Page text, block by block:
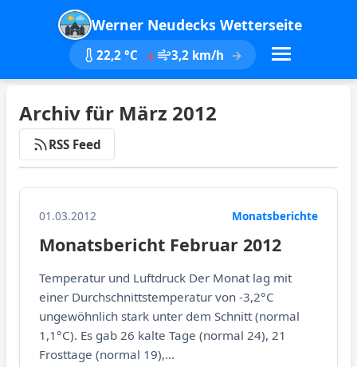
Werner Neudecks Wetterseite
22,2 °C 3,2 km/h
Archiv für März 2012
RSS Feed
01.03.2012 Monatsberichte
Monatsbericht Februar 2012
Temperatur und Luftdruck Der Monat lag mit
einer Durchschnittstemperatur von -3,2°C
ungewöhnlich stark unter dem Schnitt (normal
1,1°C). Es gab 26 kalte Tage (normal 24), 21
Frosttage (normal 19),...